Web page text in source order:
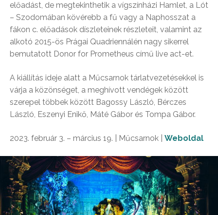
előadást, de megtekinthetik a vígszínházi Hamlet, a Lót
– Szodomában kövérebb a fű vagy a Naphosszat a
fákon c. előadások díszleteinek részleteit, valamint az
alkotó 2015-ös Prágai Quadriennálén nagy sikerrel
bemutatott Donor for Prometheus című live act-et.
A kiállítás ideje alatt a Műcsarnok tárlatvezetésekkel is
várja a közönséget, a meghívott vendégek között
szerepel többek között Bagossy László, Bérczes
László, Eszenyi Enikő, Máté Gábor és Tompa Gábor.
2023. február 3. – március 19. | Műcsarnok | Weboldal